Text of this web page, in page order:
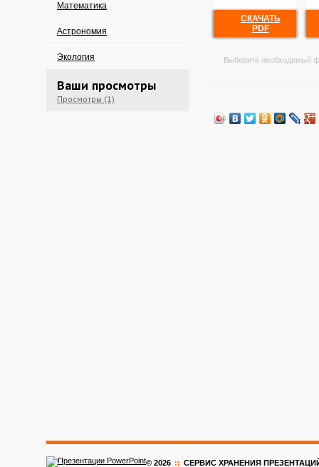
Математика
Астрономия
Экология
Ваши просмотры
Просмотры (1)
СКАЧАТЬ
PDF
Выберите необходимый
© 2026 :: CЕРВИС ХРАНЕНИЯ ПРЕЗЕНТАЦИЙ